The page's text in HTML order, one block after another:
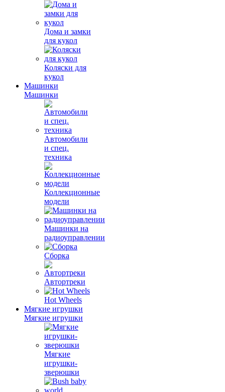
Дома и замки
для кукол
Коляски для
кукол
Машинки
Машинки
Автомобили
и спец.
техника
Коллекционные
модели
Машинки на
радиоуправлении
Сборка
Автортреки
Hot Wheels
Мягкие игрушки
Мягкие игрушки
Мягкие
игрушки-
зверюшки